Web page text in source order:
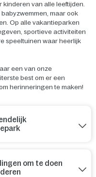
van alle leeftijden.
maar ook
Op alle vakantieparken
sportieve activiteiten
speeltuinen waar heerlijk
een van onze
best om er een
herinneringen te maken!
om te doen